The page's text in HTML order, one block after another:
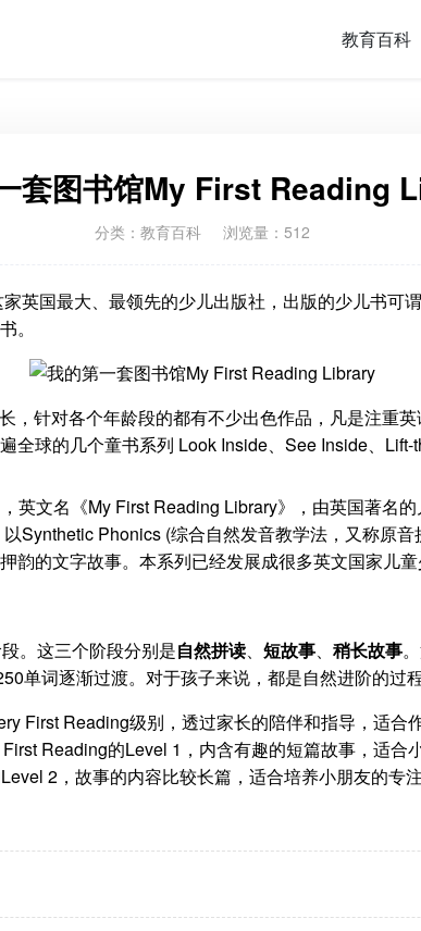
教育百科
套图书馆My First Reading
分类： 教育百科 浏览量：512
英国最大、最领先的少儿出版社，出版的少儿书可
。
，针对各个年龄段的都有不少出色作品，凡是注重
全球的几个童书系列 Look Inside、See Inside、
英文名《My First Reading Library》，由英国著名
Synthetic Phonics (综合自然发音教学法，又称原
韵的文字故事。本系列已经发展成很多英文国家儿
。这三个阶段分别是自然拼读、 短故事、 稍长故事
单词逐渐过渡。对于孩子来说，都是自然进阶的过程
First Reading级别，透过家长的陪伴和指导，适合
Reading的Level 1，内含有趣的短篇故事，适合
2，故事的内容比较长篇，适合培养小朋友的专注